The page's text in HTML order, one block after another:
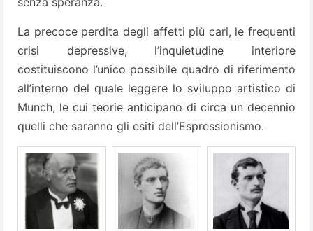
La precoce perdita degli affetti più cari, le frequenti
crisi depressive, l’inquietudine interiore
costituiscono l’unico possibile quadro di riferimento
all’interno del quale leggere lo sviluppo artistico di
Munch, le cui teorie anticipano di circa un decennio
quelli che saranno gli esiti dell’Espressionismo.